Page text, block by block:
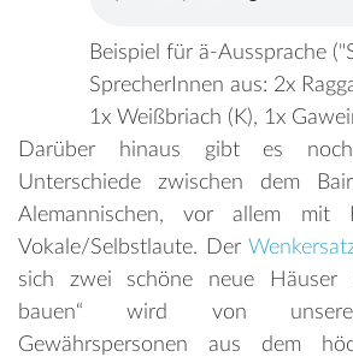
Beispiel für ä-Aussprache
SprecherInnen aus: 2x
1x Weißbriach (K), 1x
Darüber hinaus gibt es
Unterschiede zwischen dem
Alemannischen, vor allem mit
Vokale/Selbstlaute. Der
sich zwei schöne neue Häuser
bauen“ wird von
Gewährspersonen aus dem